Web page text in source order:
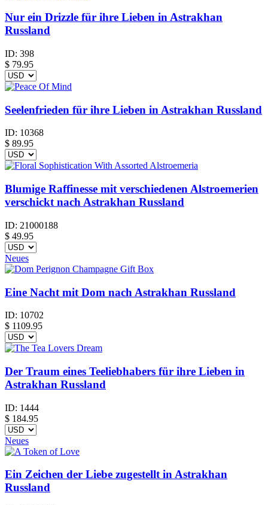
Nur ein Drizzle für ihre Lieben in Astrakhan
Russland
ID: 398
$ 79.95
Seelenfrieden für ihre Lieben in Astrakhan Russland
ID: 10368
$ 89.95
Blumige Raffinesse mit verschiedenen Alstroemerien
verschickt nach Astrakhan Russland
ID: 21000188
$ 49.95
Neues
Eine Nacht mit Dom nach Astrakhan Russland
ID: 10702
$ 1109.95
Der Traum eines Teeliebhabers für ihre Lieben in
Astrakhan Russland
ID: 1444
$ 184.95
Neues
Ein Zeichen der Liebe zugestellt in Astrakhan
Russland